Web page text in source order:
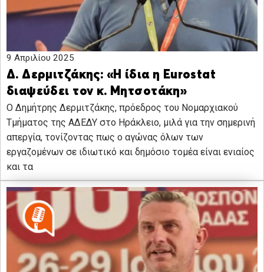
9 Απριλίου 2025
Δ. Δερμιτζάκης: «Η ίδια η Eurostat
διαψεύδει τον κ. Μητσοτάκη»
Ο Δημήτρης Δερμιτζάκης, πρόεδρος του Νομαρχιακού
Τμήματος της ΑΔΕΔΥ στο Ηράκλειο, μιλά για την σημερινή
απεργία, τονίζοντας πως ο αγώνας όλων των
εργαζομένων σε ιδιωτικό και δημόσιο τομέα είναι ενιαίος
και τα